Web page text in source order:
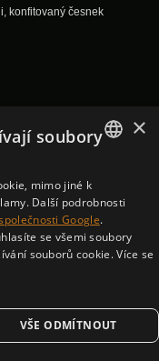
konfitovaný česnek
CZECH
×
soubory
mimo jiné k
Další podrobnosti
Google.
se všemi soubory
souborů cookie. Více se
VŠE ODMÍTNOUT